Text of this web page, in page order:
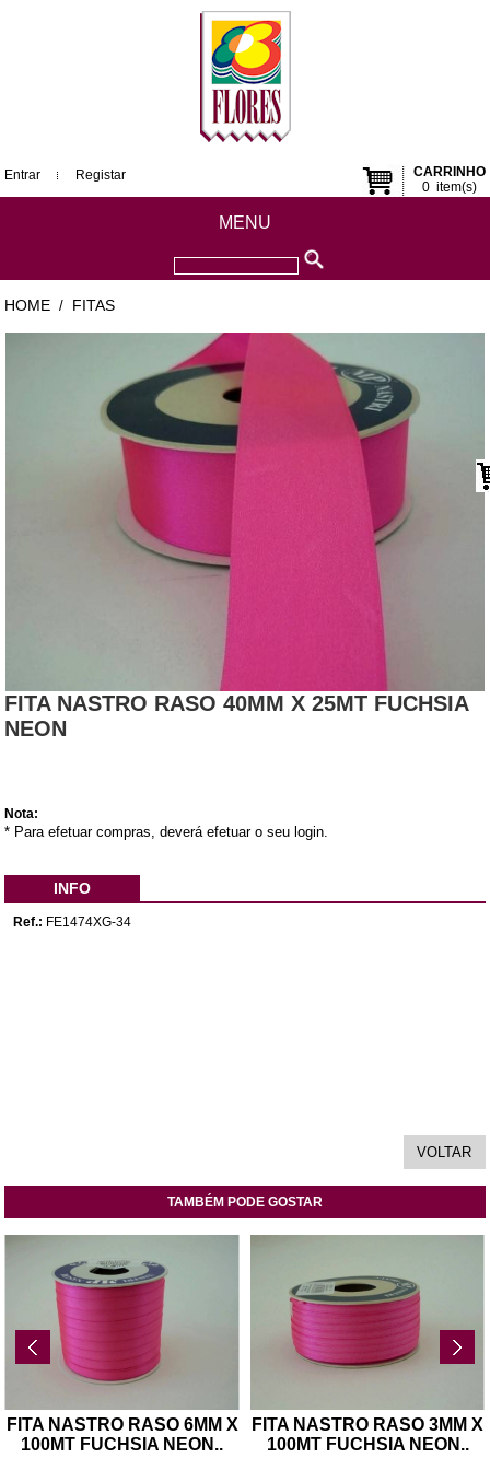
CARRINHO
0item(s)
Entrar Registar
MENU
HOME / FITAS
FITA NASTRO RASO 40MM X 25MT FUCHSIA
NEON
Nota:
* Para efetuar compras, deverá efetuar o seu login.
INFO
Ref.: FE1474XG-34
TAMBÉM PODE GOSTAR
FITA NASTRO RASO 6MM X
100MT FUCHSIA NEON ..
FITA NASTRO RASO 3MM X
100MT FUCHSIA NEON ..